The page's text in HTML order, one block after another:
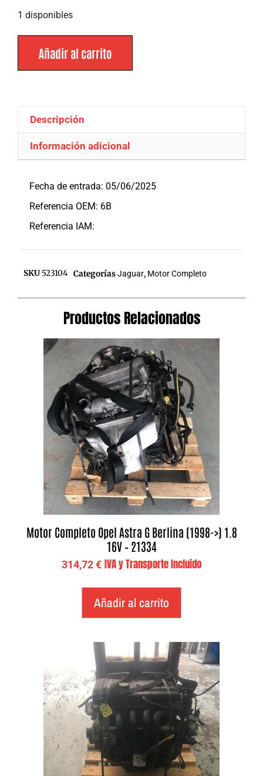
1 disponibles
Añadir al carrito
Descripción
Información adicional
Fecha de entrada: 05/06/2025
Referencia OEM: 6B
Referencia IAM:
SKU 523104 CategoríasJaguar, Motor Completo
Productos Relacionados
Motor Completo Opel Astra G Berlina (1998->) 1.8
16V – 21334
314,72€ IVA y Transporte Incluido
Añadir al carrito